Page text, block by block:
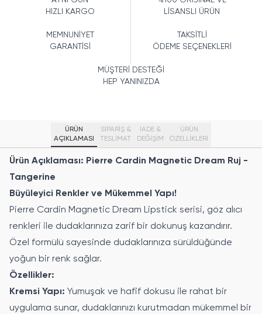
HIZLI KARGO
LİSANSLI ÜRÜN
MEMNUNİYET
GARANTİSİ
TAKSİTLİ
ÖDEME SEÇENEKLERİ
MÜŞTERİ DESTEĞİ
HEP YANINIZDA
ÜRÜN
AÇIKLAMASI
SİPARİŞ &
TESLİMAT
İADE &
DEĞİŞİM
ÜRÜN
ÖZELLIKLERI
Ürün Açıklaması: Pierre Cardin Magnetic Dream Ruj -
Tangerine
Büyüleyici Renkler ve Mükemmel Yapı!
Pierre Cardin Magnetic Dream Lipstick serisi, göz alıcı
renkleri ile dudaklarınıza zarif bir dokunuş kazandırır.
Özel formülü sayesinde dudaklarınıza sürüldüğünde
yoğun bir renk sağlar.
Özellikler:
Kremsi Yapı: Yumuşak ve hafif dokusu ile rahat bir
uygulama sunar, dudaklarınızı kurutmadan mükemmel bir